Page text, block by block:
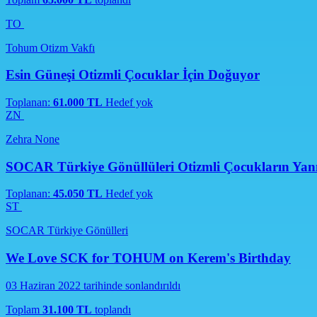
TO
Tohum Otizm Vakfı
Esin Güneşi Otizmli Çocuklar İçin Doğuyor
Toplanan: 61.000 TL Hedef yok
ZN
Zehra None
SOCAR Türkiye Gönüllüleri Otizmli Çocukların
Toplanan: 45.050 TL Hedef yok
ST
SOCAR Türkiye Gönülleri
We Love SCK for TOHUM on Kerem's Birthday
03 Haziran 2022 tarihinde sonlandırıldı
Toplam 31.100 TL toplandı